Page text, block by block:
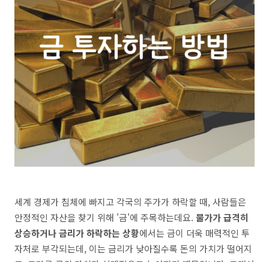
세계 경제가 침체에 빠지고 각국의 주가가 하락할 때, 사람들은
안정적인 자산을 찾기 위해 '금'에 주목하는데요. 물가가 급격히
상승하거나 금리가 하락하는 상황에서는 금이 더욱 매력적인 투
자처로 부각되는데, 이는 금리가 낮아질수록 돈의 가치가 떨어지